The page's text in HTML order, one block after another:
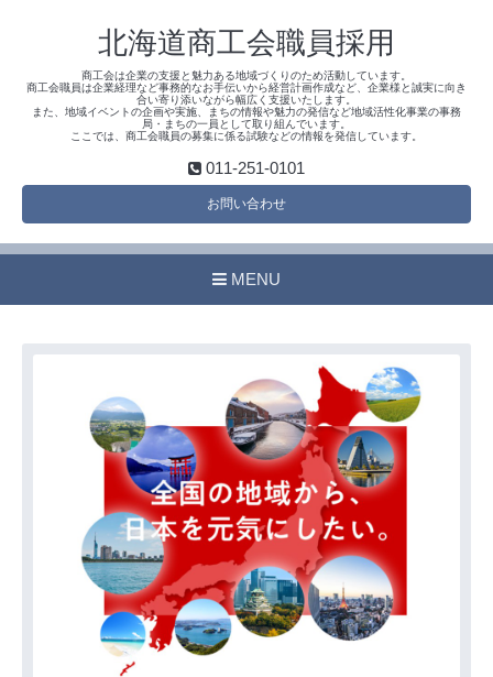
北海道商工会職員採用
商工会は企業の支援と魅力ある地域づくりのため活動しています。
商工会職員は企業経理など事務的なお手伝いから経営計画作成など、企業様と誠実に向き
合い寄り添いながら幅広く支援いたします。
また、地域イベントの企画や実施、まちの情報や魅力の発信など地域活性化事業の事務
局・まちの一員として取り組んでいます。
ここでは、商工会職員の募集に係る試験などの情報を発信しています。
011-251-0101
お問い合わせ
MENU